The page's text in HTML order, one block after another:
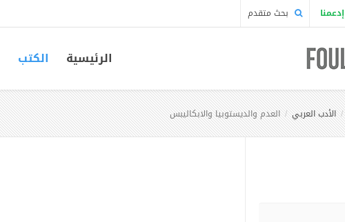
إدعمنا بحث متقدم
الرئيسية الكتب
الأدب العربي العدم والديستوبيا والابكاليبس